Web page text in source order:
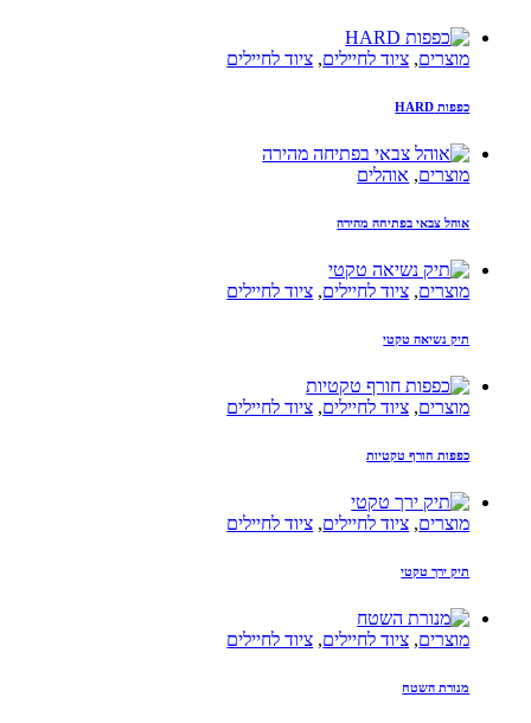
מוצרים, ציוד לחיילים, ציוד לחיילים
כפפות HARD
מוצרים, אוהלים
אוהל צבאי בפתיחה מהירה
מוצרים, ציוד לחיילים, ציוד לחיילים
תיק נשיאה טקטי
מוצרים, ציוד לחיילים, ציוד לחיילים
כפפות חורף טקטיות
מוצרים, ציוד לחיילים, ציוד לחיילים
תיק ירך טקטי
מוצרים, ציוד לחיילים, ציוד לחיילים
מנורת השטח